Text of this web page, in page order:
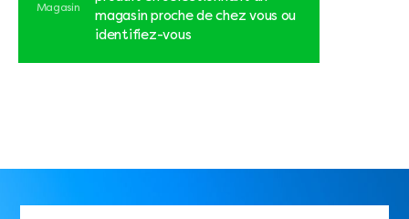
Magasin
magasin proche de chez vous ou
identifiez-vous